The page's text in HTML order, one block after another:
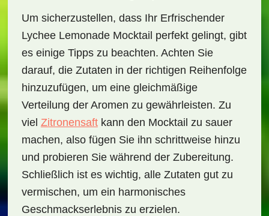
Um sicherzustellen, dass Ihr Erfrischender
Lychee Lemonade Mocktail perfekt gelingt, gibt
es einige Tipps zu beachten. Achten Sie
darauf, die Zutaten in der richtigen Reihenfolge
hinzuzufügen, um eine gleichmäßige
Verteilung der Aromen zu gewährleisten. Zu
viel Zitronensaftkann den Mocktail zu sauer
machen, also fügen Sie ihn schrittweise hinzu
und probieren Sie während der Zubereitung.
Schließlich ist es wichtig, alle Zutaten gut zu
vermischen, um ein harmonisches
Geschmackserlebnis zu erzielen.